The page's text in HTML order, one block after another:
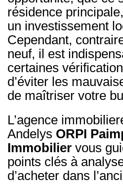
résidence
un investissement
Cependant,
neuf, il est
certaines
d’éviter les
de maîtriser votre
L’agence
Andelys ORPI
Immobilier vous
points clés à
d’acheter dans